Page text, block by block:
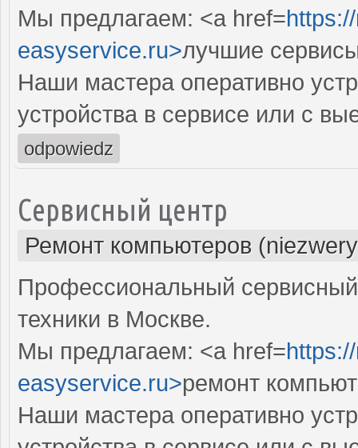
Мы предлагаем: <a href=
easyservice.ru>лучшие
Наши мастера оперативно
устройства в сервисе или с
odpowiedz
Сервисный центр
Ремонт компьютеров
Профессиональный
техники в Москве.
Мы предлагаем: <a href=
easyservice.ru>ремонт
Наши мастера оперативно